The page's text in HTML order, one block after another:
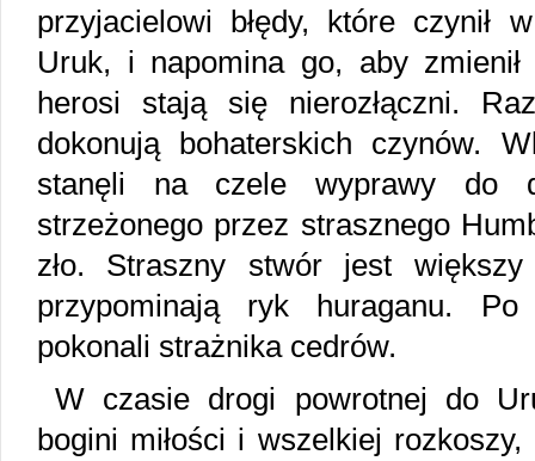
przyjacielowi błędy, które czynił
Uruk, i napomina go, aby
herosi stają się nierozłączni.
dokonują bohaterskich czynów.
stanęli na czele wyprawy do
strzeżonego przez strasznego
zło. Straszny stwór jest
przypominają ryk huraganu.
pokonali strażnika cedrów.
W czasie drogi powrotnej do
bogini miłości i wszelkiej rozkoszy,